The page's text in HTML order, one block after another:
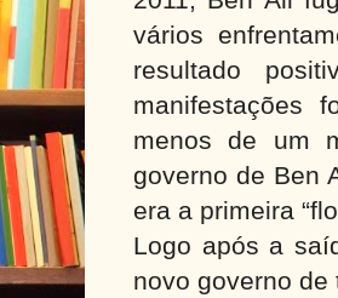
vários
resultado
manifestações
menos de um
governo de Ben
era a primeira
Logo após a
novo governo